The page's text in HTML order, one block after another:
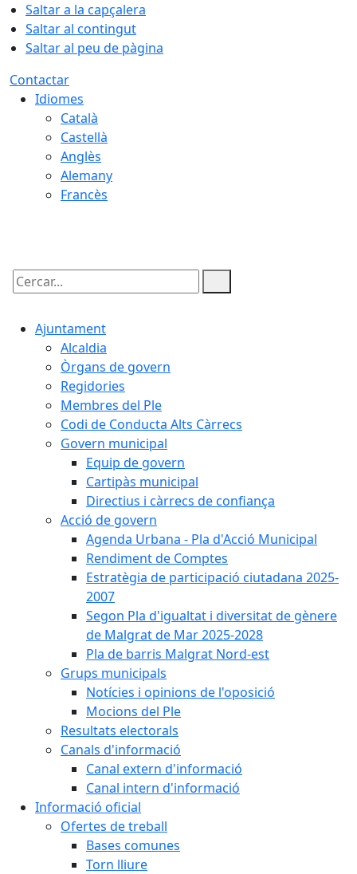
Saltar a la capçalera
Saltar al contingut
Saltar al peu de pàgina
Contactar
Idiomes
Català
Castellà
Anglès
Alemany
Francès
Cercar:
Ajuntament
Alcaldia
Òrgans de govern
Regidories
Membres del Ple
Codi de Conducta Alts Càrrecs
Govern municipal
Equip de govern
Cartipàs municipal
Directius i càrrecs de confiança
Acció de govern
Agenda Urbana - Pla d'Acció Municipal
Rendiment de Comptes
Estratègia de participació ciutadana 2025-
2007
Segon Pla d'igualtat i diversitat de gènere
de Malgrat de Mar 2025-2028
Pla de barris Malgrat Nord-est
Grups municipals
Notícies i opinions de l'oposició
Mocions del Ple
Resultats electorals
Canals d'informació
Canal extern d'informació
Canal intern d'informació
Informació oficial
Ofertes de treball
Bases comunes
Torn lliure